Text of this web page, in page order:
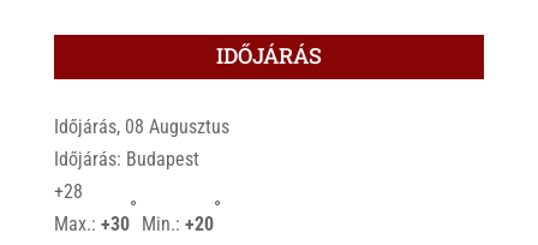
IDŐJÁRÁS
Időjárás, 08 Augusztus
Időjárás: Budapest
+28
Max.: +30
°
Min.: +20
°